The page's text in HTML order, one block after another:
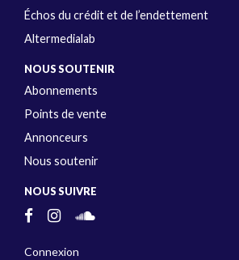
Échos du crédit et de l’endettement
Altermedialab
NOUS SOUTENIR
Abonnements
Points de vente
Annonceurs
Nous soutenir
NOUS SUIVRE
Connexion